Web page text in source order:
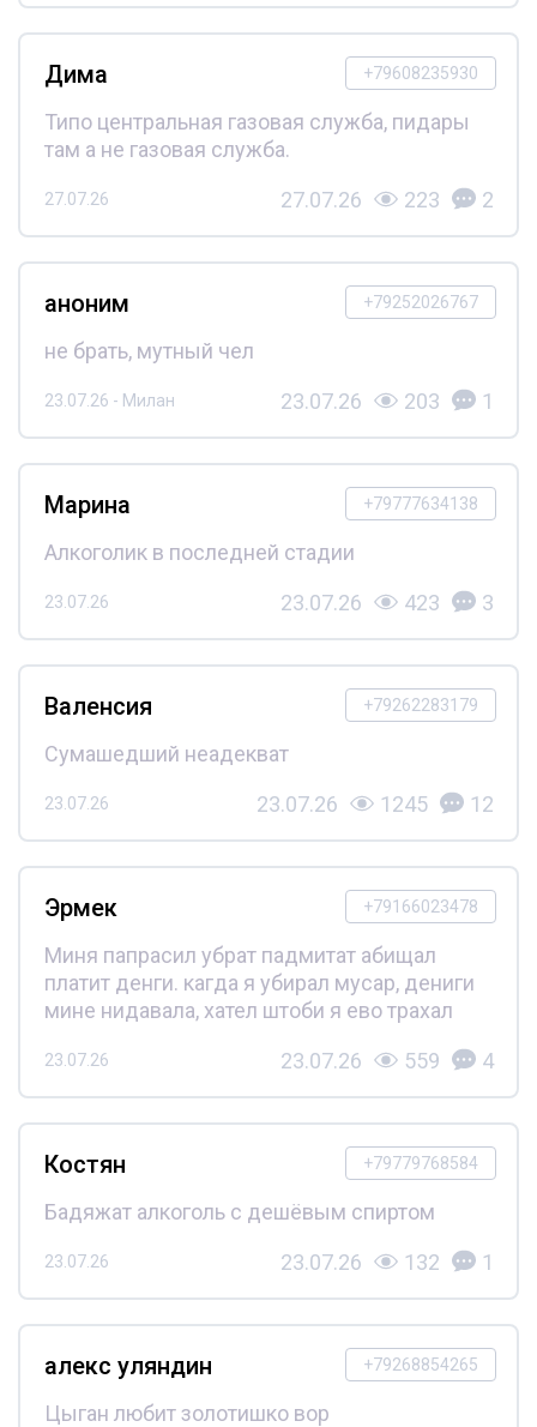
+79608235930
Дима
Типо центральная газовая служба, пидары
там а не газовая служба.
27.07.26 27.07.26 223 2
+79252026767
аноним
не брать, мутный чел
23.07.26 - Милан 23.07.26 203 1
+79777634138
Марина
Алкоголик в последней стадии
23.07.26 23.07.26 423 3
+79262283179
Валенсия
Сумашедший неадекват
23.07.26 23.07.26 1245 12
+79166023478
Эрмек
Миня папрасил убрат падмитат абищал
платит денги. кагда я убирал мусар, дениги
мине нидавала, хател штоби я ево трахал
23.07.26 23.07.26 559 4
+79779768584
Костян
Бадяжат алкоголь с дешёвым спиртом
23.07.26 23.07.26 132 1
+79268854265
алекс уляндин
Цыган любит золотишко вор